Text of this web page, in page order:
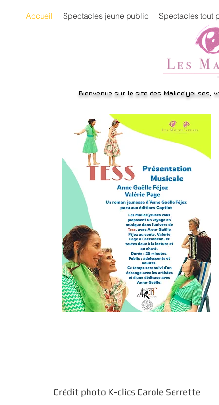
Accueil Spectacles jeune public Spectacles tout
Bienvenue sur le site des Malice'yeuses,
CCrCrCr
Crédit photo K-clics Carole Serrette